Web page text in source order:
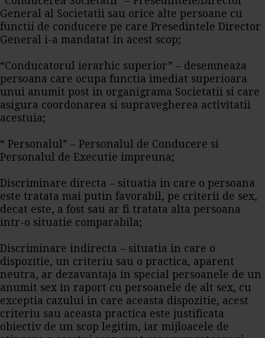
General al Societatii sau orice alte persoane cu
functii de conducere pe care Presedintele Director
General i-a mandatat in acest scop;
“Conducatorul ierarhic superior” – desemneaza
persoana care ocupa functia imediat superioara
unui anumit post in organigrama Societatii si care
asigura coordonarea si supravegherea activitatii
acestuia;
“ Personalul” – Personalul de Conducere si
Personalul de Executie impreuna;
Discriminare directa – situatia in care o persoana
este tratata mai putin favorabil, pe criterii de sex,
decat este, a fost sau ar fi tratata alta persoana
intr-o situatie comparabila;
Discriminare indirecta – situatia in care o
dispozitie, un criteriu sau o practica, aparent
neutra, ar dezavantaja in special persoanele de un
anumit sex in raport cu persoanele de alt sex, cu
exceptia cazului in care aceasta dispozitie, acest
criteriu sau aceasta practica este justificata
obiectiv de un scop legitim, iar mijloacele de